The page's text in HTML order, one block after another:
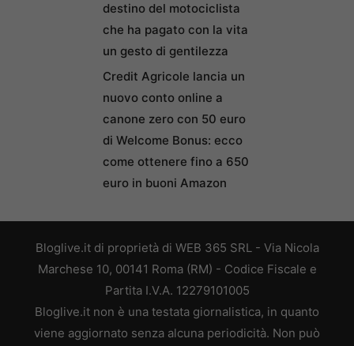
destino del motociclista
che ha pagato con la vita
un gesto di gentilezza
Credit Agricole lancia un
nuovo conto online a
canone zero con 50 euro
di Welcome Bonus: ecco
come ottenere fino a 650
euro in buoni Amazon
Bloglive.it di proprietà di WEB 365 SRL - Via Nicola
Marchese 10, 00141 Roma (RM) - Codice Fiscale e
Partita I.V.A. 12279101005
Bloglive.it non è una testata giornalistica, in quanto
viene aggiornato senza alcuna periodicità. Non può